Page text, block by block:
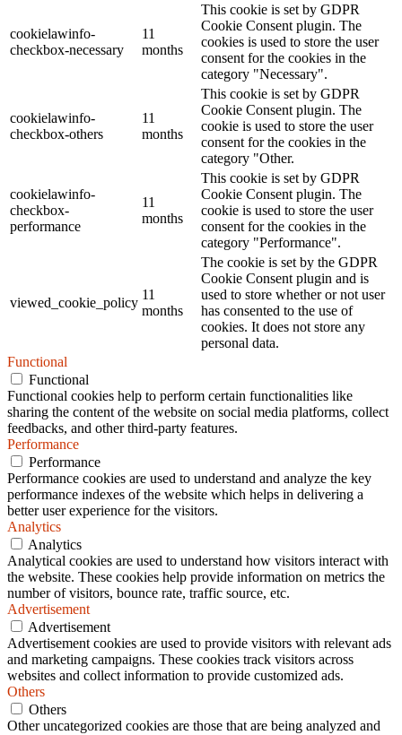
cookielawinfo-
checkbox-necessary
11
months
This cookie is set by GDPR
Cookie Consent plugin. The
cookies is used to store the user
consent for the cookies in the
category "Necessary".
cookielawinfo-
checkbox-others
11
months
This cookie is set by GDPR
Cookie Consent plugin. The
cookie is used to store the user
consent for the cookies in the
category "Other.
cookielawinfo-
checkbox-
performance
11
months
This cookie is set by GDPR
Cookie Consent plugin. The
cookie is used to store the user
consent for the cookies in the
category "Performance".
viewed_cookie_policy
11
months
The cookie is set by the GDPR
Cookie Consent plugin and is
used to store whether or not user
has consented to the use of
cookies. It does not store any
personal data.
Functional
Functional
Functional cookies help to perform certain functionalities like
sharing the content of the website on social media platforms, collect
feedbacks, and other third-party features.
Performance
Performance
Performance cookies are used to understand and analyze the key
performance indexes of the website which helps in delivering a
better user experience for the visitors.
Analytics
Analytics
Analytical cookies are used to understand how visitors interact with
the website. These cookies help provide information on metrics the
number of visitors, bounce rate, traffic source, etc.
Advertisement
Advertisement
Advertisement cookies are used to provide visitors with relevant ads
and marketing campaigns. These cookies track visitors across
websites and collect information to provide customized ads.
Others
Others
Other uncategorized cookies are those that are being analyzed and